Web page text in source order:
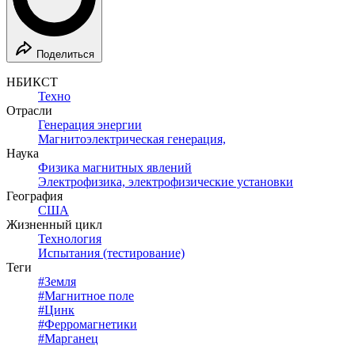
Поделиться
НБИКСТ
Техно
Отрасли
Генерация энергии
Магнитоэлектрическая генерация,
Наука
Физика магнитных явлений
Электрофизика, электрофизические установки
География
США
Жизненный цикл
Технология
Испытания (тестирование)
Теги
#Земля
#Магнитное поле
#Цинк
#Ферромагнетики
#Марганец